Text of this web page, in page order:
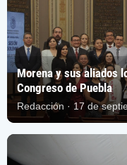
Morena y sus aliados
Congreso de Puebla
Redacción · 17 de